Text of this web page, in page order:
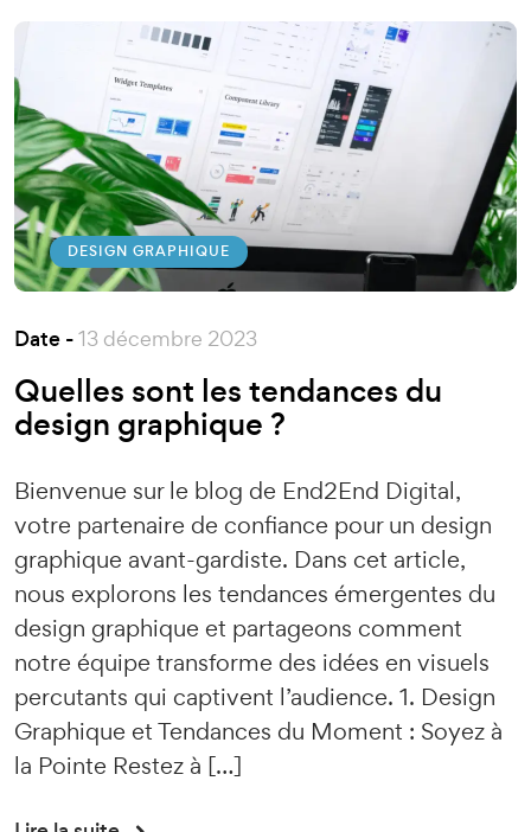
DESIGN GRAPHIQUE
Date -13 décembre 2023
Quelles sont les tendances du
design graphique ?
Bienvenue sur le blog de End2End Digital,
votre partenaire de confiance pour un design
graphique avant-gardiste. Dans cet article,
nous explorons les tendances émergentes du
design graphique et partageons comment
notre équipe transforme des idées en visuels
percutants qui captivent l’audience. 1. Design
Graphique et Tendances du Moment : Soyez à
la Pointe Restez à […]